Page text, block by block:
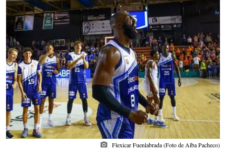
photo_camera Flexicar Fuenlabrada (Foto de Alba Pacheco)